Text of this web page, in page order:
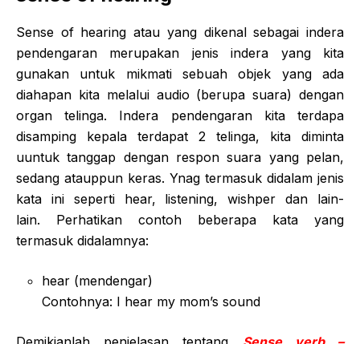
Sense of hearing atau yang dikenal sebagai indera
pendengaran merupakan jenis indera yang kita
gunakan untuk mikmati sebuah objek yang ada
diahapan kita melalui audio (berupa suara) dengan
organ telinga. Indera pendengaran kita terdapa
disamping kepala terdapat 2 telinga, kita diminta
uuntuk tanggap dengan respon suara yang pelan,
sedang atauppun keras. Ynag termasuk didalam jenis
kata ini seperti hear, listening, wishper dan lain-
lain. Perhatikan contoh beberapa kata yang
termasuk didalamnya:
hear (mendengar)
Contohnya: I hear my mom’s sound